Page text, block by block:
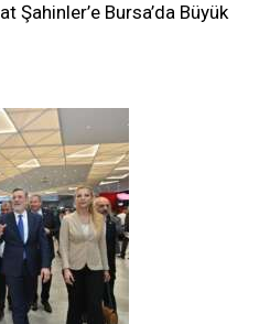
Şahinler’e Bursa’da Büyük